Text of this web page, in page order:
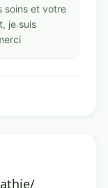
soins et votre
je suis